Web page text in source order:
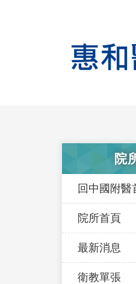
院
回中國附醫
院所首頁
最新消息
衛教單張